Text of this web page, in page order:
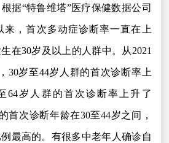
据“特鲁维塔”医疗保健数据公司
来，首次多动症诊断率一直在上
在30岁及以上的人群中。从2021
30岁至44岁人群的首次诊断率上
64岁人群的首次诊断率上升了
首次诊断年龄在30至44岁之间，
最高的。有很多中老年人确诊自